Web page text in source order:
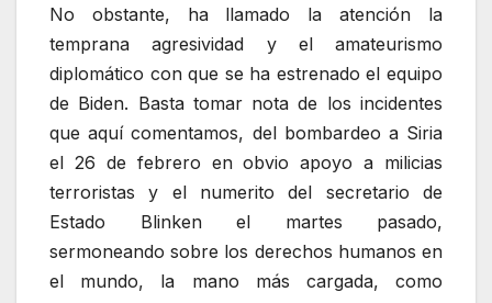
No obstante, ha llamado la atención la
temprana agresividad y el amateurismo
diplomático con que se ha estrenado el equipo
de Biden. Basta tomar nota de los incidentes
que aquí comentamos, del bombardeo a Siria
el 26 de febrero en obvio apoyo a milicias
terroristas y el numerito del secretario de
Estado Blinken el martes pasado,
sermoneando sobre los derechos humanos en
el mundo, la mano más cargada, como